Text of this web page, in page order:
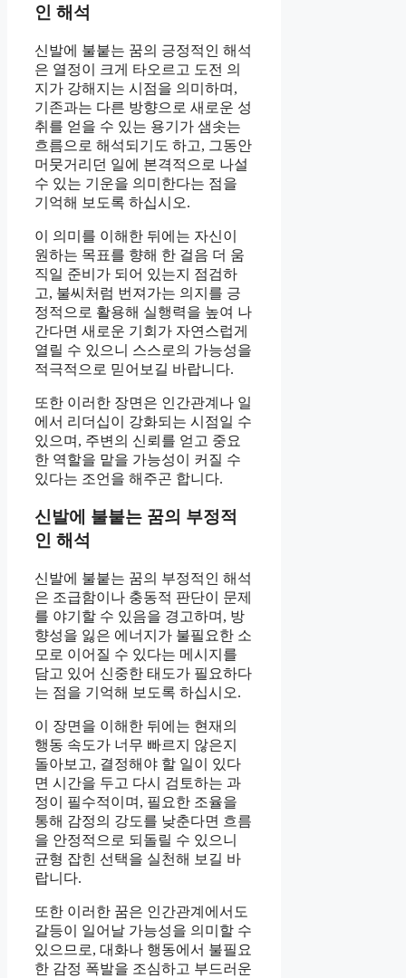
인 해석
신발에 불붙는 꿈의 긍정적인 해석
은 열정이 크게 타오르고 도전 의
지가 강해지는 시점을 의미하며,
기존과는 다른 방향으로 새로운 성
취를 얻을 수 있는 용기가 샘솟는
흐름으로 해석되기도 하고, 그동안
머뭇거리던 일에 본격적으로 나설
수 있는 기운을 의미한다는 점을
기억해 보도록 하십시오.
이 의미를 이해한 뒤에는 자신이
원하는 목표를 향해 한 걸음 더 움
직일 준비가 되어 있는지 점검하
고, 불씨처럼 번져가는 의지를 긍
정적으로 활용해 실행력을 높여 나
간다면 새로운 기회가 자연스럽게
열릴 수 있으니 스스로의 가능성을
적극적으로 믿어보길 바랍니다.
또한 이러한 장면은 인간관계나 일
에서 리더십이 강화되는 시점일 수
있으며, 주변의 신뢰를 얻고 중요
한 역할을 맡을 가능성이 커질 수
있다는 조언을 해주곤 합니다.
신발에 불붙는 꿈의 부정적
인 해석
신발에 불붙는 꿈의 부정적인 해석
은 조급함이나 충동적 판단이 문제
를 야기할 수 있음을 경고하며, 방
향성을 잃은 에너지가 불필요한 소
모로 이어질 수 있다는 메시지를
담고 있어 신중한 태도가 필요하다
는 점을 기억해 보도록 하십시오.
이 장면을 이해한 뒤에는 현재의
행동 속도가 너무 빠르지 않은지
돌아보고, 결정해야 할 일이 있다
면 시간을 두고 다시 검토하는 과
정이 필수적이며, 필요한 조율을
통해 감정의 강도를 낮춘다면 흐름
을 안정적으로 되돌릴 수 있으니
균형 잡힌 선택을 실천해 보길 바
랍니다.
또한 이러한 꿈은 인간관계에서도
갈등이 일어날 가능성을 의미할 수
있으므로, 대화나 행동에서 불필요
한 감정 폭발을 조심하고 부드러운